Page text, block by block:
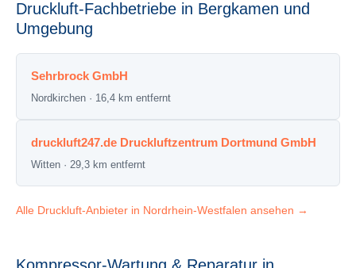
Druckluft-Fachbetriebe in Bergkamen und
Umgebung
Sehrbrock GmbH
Nordkirchen · 16,4 km entfernt
druckluft247.de Druckluftzentrum Dortmund GmbH
Witten · 29,3 km entfernt
Alle Druckluft-Anbieter in Nordrhein-Westfalen ansehen →